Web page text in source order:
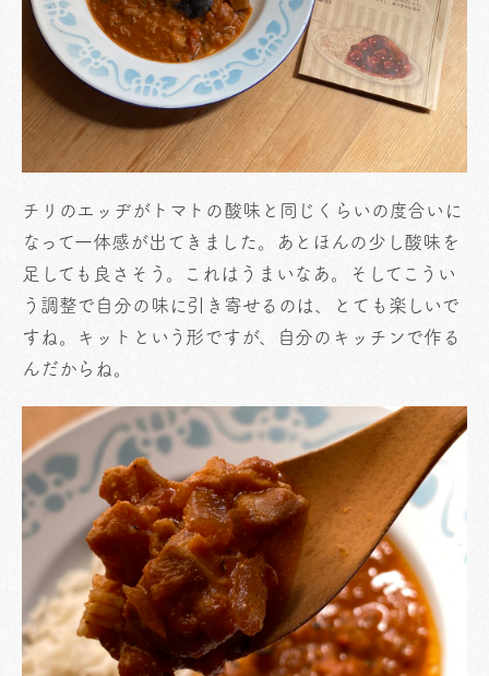
チリのエッヂがトマトの酸味と同じくらいの度合いに
なって一体感が出てきました。あとほんの少し酸味を
足しても良さそう。これはうまいなあ。そしてこうい
う調整で自分の味に引き寄せるのは、とても楽しいで
すね。キットという形ですが、自分のキッチンで作る
んだからね。